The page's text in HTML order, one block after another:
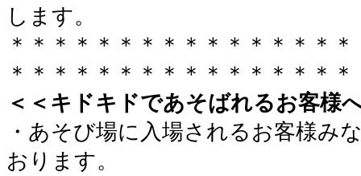
します。
＊＊＊＊＊＊＊＊＊＊＊＊＊＊＊
＊＊＊＊＊＊＊＊＊＊＊＊＊＊＊＊
＜＜キドキドであそばれるお客様
・あそび場に入場されるお客様み
おります。